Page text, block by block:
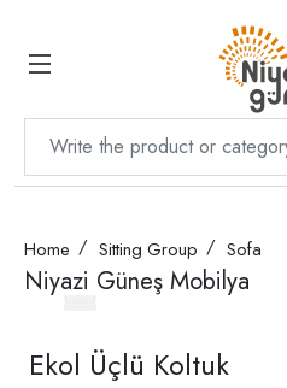
Home Sitting Group Sofa
Niyazi Güneş Mobilya
Ekol Üçlü Koltuk